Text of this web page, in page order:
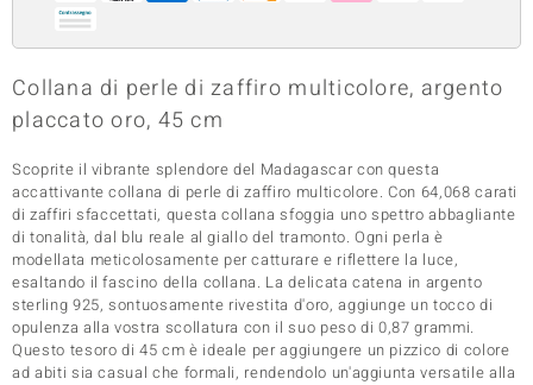
Classics
Collana di perle di zaffiro multicolore, argento
placcato oro, 45 cm
Scoprite il vibrante splendore del Madagascar con questa
accattivante collana di perle di zaffiro multicolore. Con 64,068 carati
di zaffiri sfaccettati, questa collana sfoggia uno spettro abbagliante
di tonalità, dal blu reale al giallo del tramonto. Ogni perla è
modellata meticolosamente per catturare e riflettere la luce,
esaltando il fascino della collana. La delicata catena in argento
sterling 925, sontuosamente rivestita d'oro, aggiunge un tocco di
opulenza alla vostra scollatura con il suo peso di 0,87 grammi.
Questo tesoro di 45 cm è ideale per aggiungere un pizzico di colore
ad abiti sia casual che formali, rendendolo un'aggiunta versatile alla